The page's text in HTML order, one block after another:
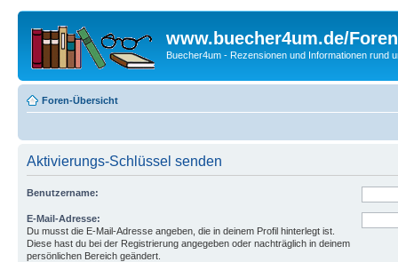
www.buecher4um.de/Foren
Buecher4um - Rezensionen und Informationen rund
Foren-Übersicht
Aktivierungs-Schlüssel senden
Benutzername:
E-Mail-Adresse:
Du musst die E-Mail-Adresse angeben, die in deinem Profil hinterlegt ist.
Diese hast du bei der Registrierung angegeben oder nachträglich in deinem
persönlichen Bereich geändert.